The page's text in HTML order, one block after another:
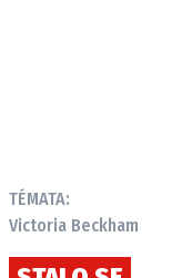
TÉMATA:
Victoria Beckham